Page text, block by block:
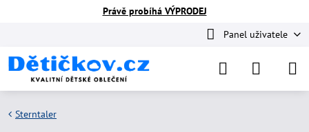
Právě probíhá VÝPRODEJ
Panel uživatele
Sterntaler